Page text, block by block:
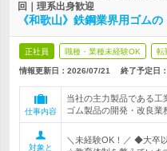
回｜理系出身歓迎
《和歌山》鉄鋼業界用ゴム
正社員 職種・業種未経験OK 転
情報更新日：2026/07/21 終了予定日：
仕事内容
当社の主力製品である
ゴム製品の開発・改良業
対象と
＼未経験OK！／ ◆大